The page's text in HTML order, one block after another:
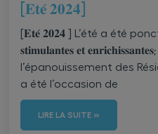
[𝐄𝐭𝐞́ 𝟐𝟎𝟐𝟒]
[𝐄𝐭𝐞́ 𝟐𝟎𝟐𝟒 ] L’été a été
𝐬𝐭𝐢𝐦𝐮𝐥𝐚𝐧𝐭𝐞𝐬 𝐞𝐭
l’épanouissement des
a été l’occasion de
LIRE LA SUITE »